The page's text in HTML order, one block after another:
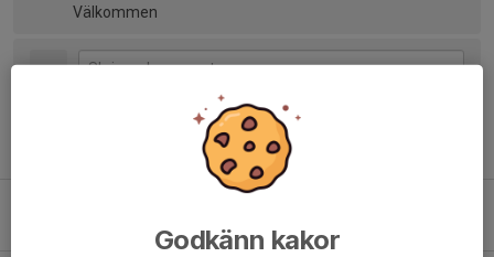
Välkommen
2 aug, 17:27 8
Godkänn kakor